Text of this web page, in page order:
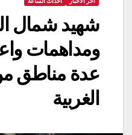
شهيد شمال
ومداهمات
عدة مناطق
الغربية